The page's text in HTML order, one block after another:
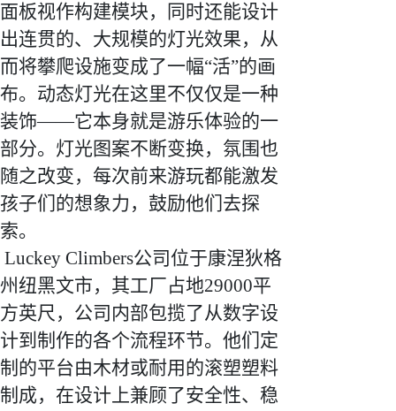
面板视作构建模块，同时还能设计
出连贯的、大规模的灯光效果，从
而将攀爬设施变成了一幅“活”的画
布。动态灯光在这里不仅仅是一种
装饰——它本身就是游乐体验的一
部分。灯光图案不断变换，氛围也
随之改变，每次前来游玩都能激发
孩子们的想象力，鼓励他们去探
索。
Luckey Climbers公司位于康涅狄格
州纽黑文市，其工厂占地29000平
方英尺，公司内部包揽了从数字设
计到制作的各个流程环节。他们定
制的平台由木材或耐用的滚塑塑料
制成，在设计上兼顾了安全性、稳